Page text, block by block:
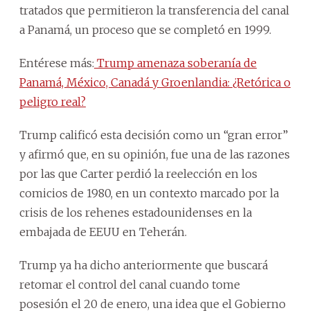
tratados que permitieron la transferencia del canal
a Panamá, un proceso que se completó en 1999.
Entérese más: Trump amenaza soberanía de
Panamá, México, Canadá y Groenlandia: ¿Retórica o
peligro real?
Trump calificó esta decisión como un “gran error”
y afirmó que, en su opinión, fue una de las razones
por las que Carter perdió la reelección en los
comicios de 1980, en un contexto marcado por la
crisis de los rehenes estadounidenses en la
embajada de EEUU en Teherán.
Trump ya ha dicho anteriormente que buscará
retomar el control del canal cuando tome
posesión el 20 de enero, una idea que el Gobierno